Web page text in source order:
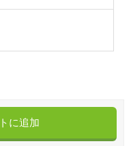
に追加